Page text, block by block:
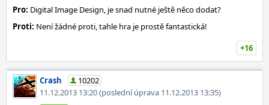
Pro: Digital Image Design, je snad nutné ještě něco dodat?
Proti: Není žádné proti, tahle hra je prostě fantastická!
+16
Crash
10202
11.12.2013 13:20(poslední úprava 11.12.2013 13:35)